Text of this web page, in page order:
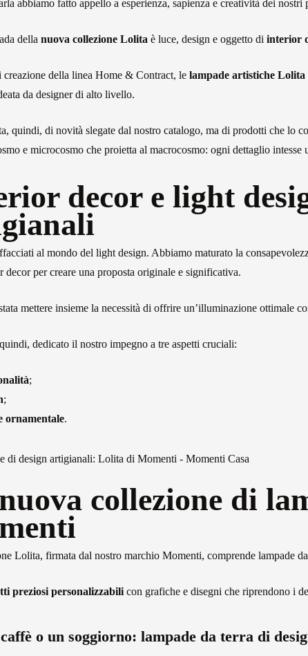
abbiamo fatto appello a esperienza, sapienza e creatività dei
della nuova collezione Lolita è luce, design e oggetto di interior
creazione della linea Home & Contract, le lampade artistiche Lolita
da designer di alto livello.
quindi, di novità slegate dal nostro catalogo, ma di prodotti che lo
e microcosmo che proietta al macrocosmo: ogni dettaglio intesse
decor e light
al mondo del light design. Abbiamo maturato la
decor per creare una proposta originale e significativa.
mettere insieme la necessità di offrire un’illuminazione ottimale
dedicato il nostro impegno a tre aspetti cruciali:
;
;
ornamentale.
collezione di
Lolita, firmata dal nostro marchio Momenti, comprende lampade
preziosi personalizzabili con grafiche e disegni che riprendono i
o un soggiorno: lampade da terra di